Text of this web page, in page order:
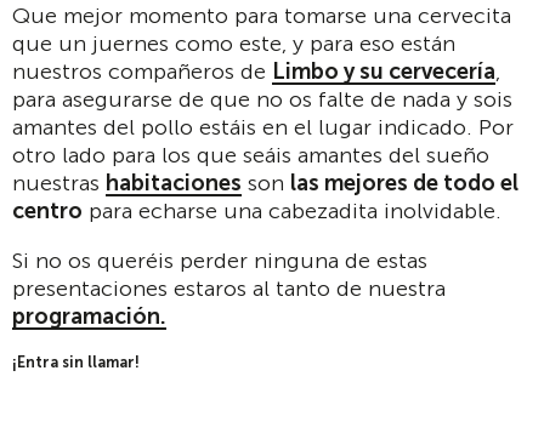
Que mejor momento para tomarse una cervecita
que un juernes como este, y para eso están
nuestros compañeros de Limbo y su cervecería,
para asegurarse de que no os falte de nada y sois
amantes del pollo estáis en el lugar indicado. Por
otro lado para los que seáis amantes del sueño
nuestras habitaciones son las mejores de todo el
centro para echarse una cabezadita inolvidable.
Si no os queréis perder ninguna de estas
presentaciones estaros al tanto de nuestra
programación.
¡Entra sin llamar!